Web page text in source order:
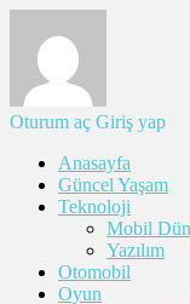
Oturum aç Giriş yap
Anasayfa
Güncel Yaşam
Teknoloji
Mobil
Yazılım
Otomobil
Oyun